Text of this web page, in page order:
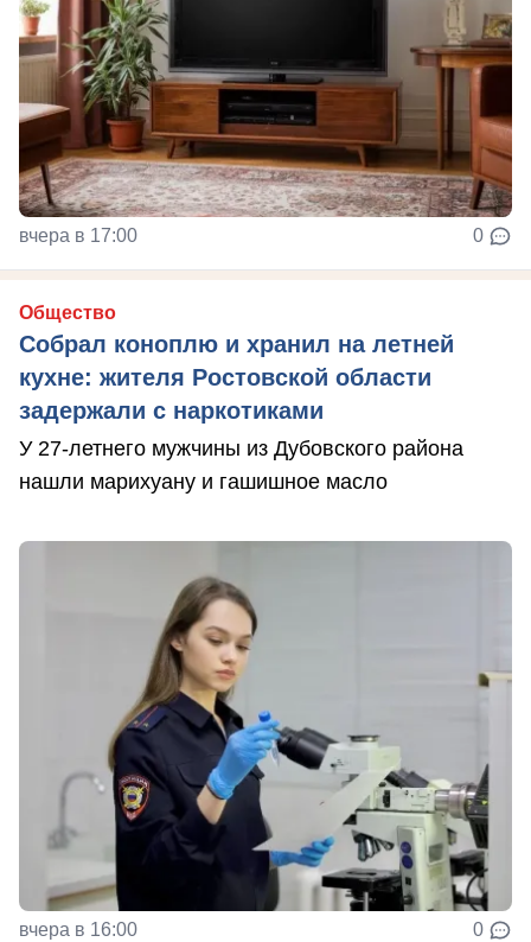
вчера в 17:00 0
Общество
Собрал коноплю и хранил на летней
кухне: жителя Ростовской области
задержали с наркотиками
У 27-летнего мужчины из Дубовского района
нашли марихуану и гашишное масло
вчера в 16:00 0